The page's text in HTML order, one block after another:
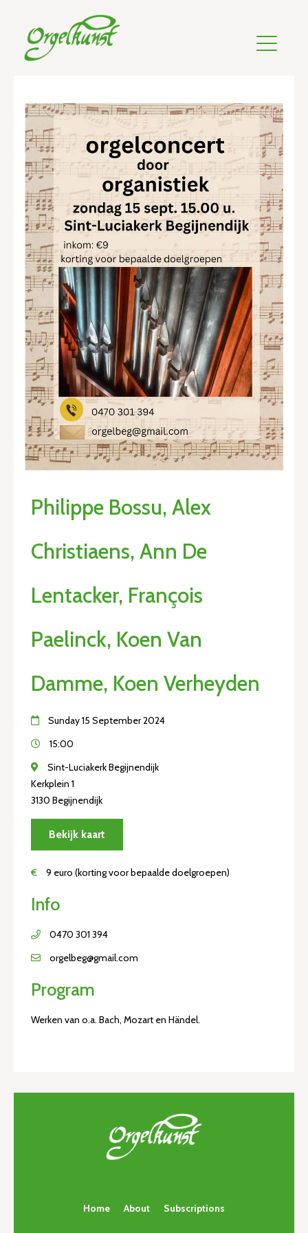
Philippe Bossu, Alex
Christiaens, Ann De
Lentacker, François
Paelinck, Koen Van
Damme, Koen Verheyden
Sunday 15 September 2024
15:00
Sint-Luciakerk Begijnendijk
Kerkplein 1
3130 Begijnendijk
Bekijk kaart
€ 9 euro (korting voor bepaalde doelgroepen)
Info
0470 301 394
orgelbeg@gmail.com
Program
Werken van o.a. Bach, Mozart en Händel.
Home About Subscriptions